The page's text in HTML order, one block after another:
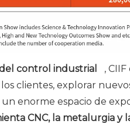
control industrial
,
clientes, explorar
enorme espacio de
CNC, la metalurgia y